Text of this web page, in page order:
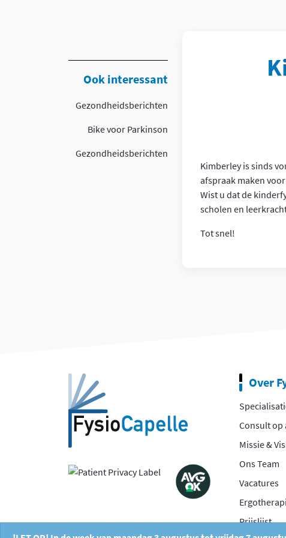
Ook interessant
Gezondheidsberichten
Bike voor Parkinson
Gezondheidsberichten
Kimberley is sinds
afspraak maken
Wist u dat de
scholen en
Tot snel!
Over
Consult op
Missie &
Ons Team
Vacatures
Prijslijst